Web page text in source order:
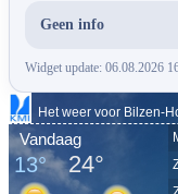
Geen info
Widget update: 06.08.2026